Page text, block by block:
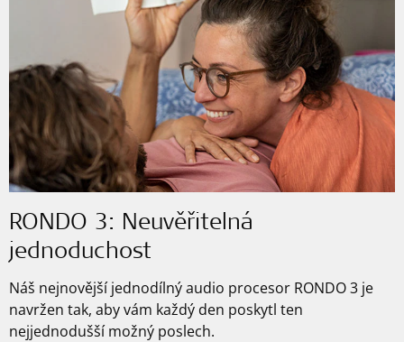
RONDO 3: Neuvěřitelná
jednoduchost
Náš nejnovější jednodílný audio procesor RONDO 3 je
navržen tak, aby vám každý den poskytl ten
nejjednodušší možný poslech.